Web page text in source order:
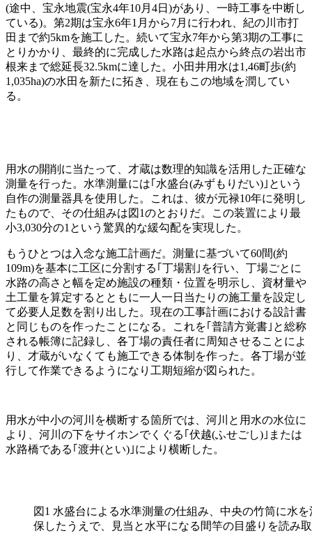
(途中、宝永地震(宝永4年10月4日)があり、一時工事を中断し
ている)。第2期は宝永6年1月から7月に行われ、紀の川市打
田まで約5kmを施工した。続いて宝永7年から第3期の工事に
とりかかり、最終的に完成した水路は起点から終点の岩出市
根来まで総延長32.5kmに達した。小田井用水は1,46町歩(約
1,035ha)の水田を新たに拓き、現在もこの地域を潤してい
る。
用水の開削に当たって、才蔵は数理的知識を活用した正確な
測量を行った。水準測量には｢水盛台(みずもりだい)｣という
自作の測量器具を使用した。これは、彼が元禄10年に発明し
たもので、その仕組みは図1のとおりだ。この装置により最
小3,030分の1という驚異的な緩勾配を実現した。
もうひとつは入念な施工計画だ。測量に基づいて60間(約
109m)を基本に工区に分割する｢丁場割｣を行い、丁場ごとに
水路の高さと幅を定め施設の種類・位置を明示し、資材量や
土工量を算定するとともに一人一日当たりの施工量を設定し
て必要人足数を割り出した。現在の工事計画における設計書
と同じものを作ったことになる。これを｢普請方覚書｣と総称
される帳簿に記録し、各丁場の責任者に周知させることによ
り、才蔵がいなくても施工できる体制を作った。各丁場が並
行して作業できるようになり工期短縮が図られた。
用水が中小の河川を横断する箇所では、河川と用水の水位に
より、河川の下をサイホンでくぐる｢伏越(ふせごし)｣または
水路橋である｢渡井(とい)｣により横断した。
図1 水盛台による水準測量の仕組み、中央の竹筒に水
保したうえで、見当と水平になる間竿の目盛りを読み